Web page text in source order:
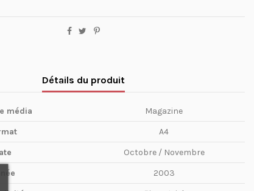
Détails du produit
média
Magazine
A4
Octobre / Novembre
2003